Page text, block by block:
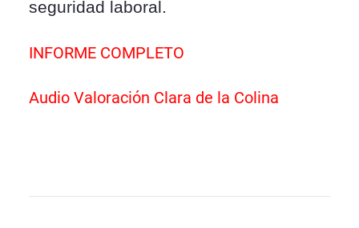
seguridad laboral.
INFORME COMPLETO
Audio Valoración Clara de la Colina